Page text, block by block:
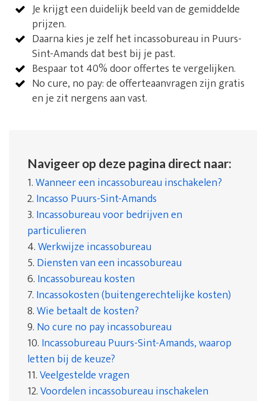
Je krijgt een duidelijk beeld van de gemiddelde
prijzen.
Daarna kies je zelf het incassobureau in Puurs-
Sint-Amands dat best bij je past.
Bespaar tot 40% door offertes te vergelijken.
No cure, no pay: de offerteaanvragen zijn gratis
en je zit nergens aan vast.
Navigeer op deze pagina direct naar:
1.Wanneer een incassobureau inschakelen?
2. Incasso Puurs-Sint-Amands
3. Incassobureau voor bedrijven en
particulieren
4.Werkwijze incassobureau
5. Diensten van een incassobureau
6. Incassobureau kosten
7. Incassokosten (buitengerechtelijke kosten)
8.Wie betaalt de kosten?
9. No cure no pay incassobureau
10. Incassobureau Puurs-Sint-Amands, waarop
letten bij de keuze?
11.Veelgestelde vragen
12.Voordelen incassobureau inschakelen